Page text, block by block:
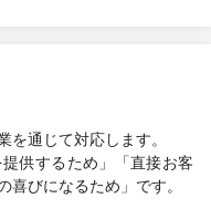
通じて対応します。
供するため」「直接お客
びになるため」です。